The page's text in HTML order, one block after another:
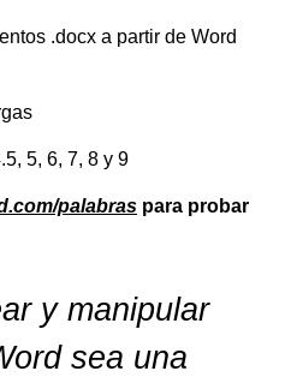
.docx a partir de Word
5, 6, 7, 8 y 9
palabras para probar
y manipular
sea una